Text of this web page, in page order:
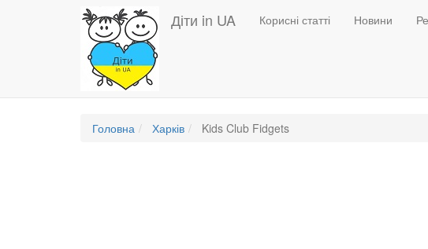
Діти in UA
Основная
навигация
Корисні статті Новини
Головна Харків Kids Club Fidgets